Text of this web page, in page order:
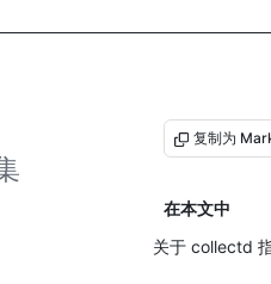
复制为
在本文中
关于 collectd